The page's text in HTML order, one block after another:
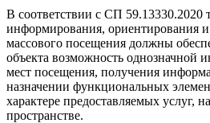
В соответствии с СП 59.13330.2020
информирования, ориентирования
массового посещения должны
объекта возможность однозначной
мест посещения, получения
назначении функциональных
характере предоставляемых услуг,
пространстве.